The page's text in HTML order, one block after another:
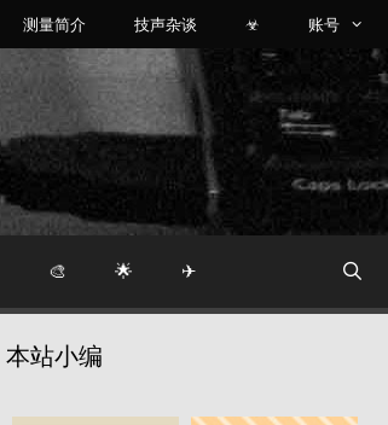
测量简介 技声杂谈 ☣ 账号
🎨 🌟 ✈
本站小编